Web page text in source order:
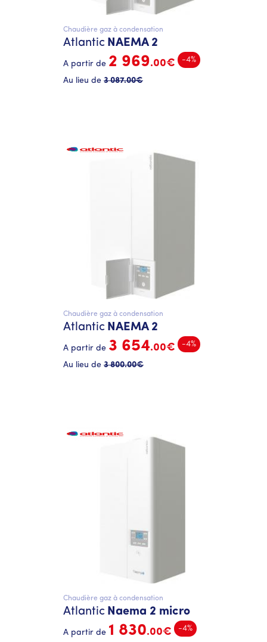
Chaudière gaz à condensation
Atlantic NAEMA 2
A partir de 2 969.00€ -4%
Au lieu de 3 087.00€
Chaudière gaz à condensation
Atlantic NAEMA 2
A partir de 3 654.00€ -4%
Au lieu de 3 800.00€
Chaudière gaz à condensation
Atlantic Naema 2 micro
A partir de 1 830.00€ -4%